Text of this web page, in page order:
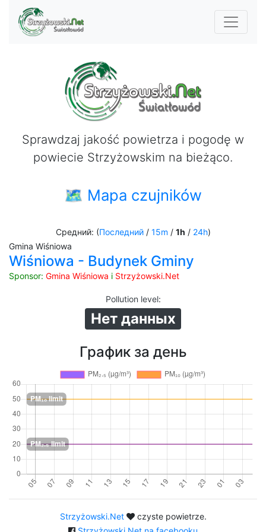
Sprawdzaj jakość powietrza i pogodę w
powiecie Strzyżowskim na bieżąco.
🗺 Mapa czujników
Средний: (Последний/ 15m / 1h / 24h)
Gmina Wiśniowa
Wiśniowa - Budynek Gminy
Sponsor: Gmina Wiśniowa i Strzyżowski.Net
Pollution level:
Нет данных
График за день
Strzyżowski.Net
czyste powietrze.